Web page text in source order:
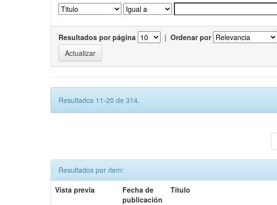
Resultados por página | Ordenar por
Resultados 11-20 de 314.
Resultados por ítem:
Vista previa
Fecha de
publicación
Título